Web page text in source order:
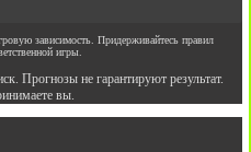
зависимость. Придерживайтесь правил
игры.
Прогнозы не гарантируют результат.
вы.